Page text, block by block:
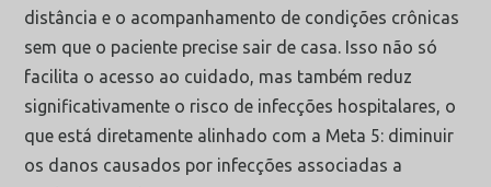
distância e o acompanhamento de condições crônicas
sem que o paciente precise sair de casa. Isso não só
facilita o acesso ao cuidado, mas também reduz
significativamente o risco de infecções hospitalares, o
que está diretamente alinhado com a Meta 5: diminuir
os danos causados por infecções associadas a